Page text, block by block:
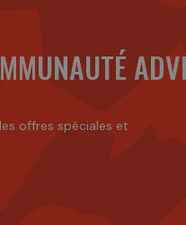
offres spéciales et